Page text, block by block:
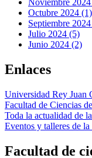
Noviembre
Octubre 2024 (1)
Septiembre
Julio 2024 (5)
Junio 2024 (2)
Enlaces
Universidad Rey Juan
Facultad de Ciencias
Toda la actualidad de
Eventos y talleres de
Facultad de